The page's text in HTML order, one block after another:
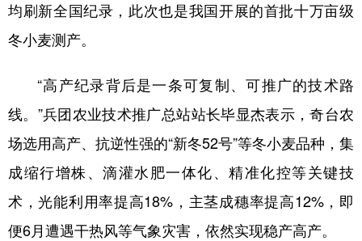
均刷新全国纪录，此次也是我国开展的首批十万亩级
冬小麦测产。
“高产纪录背后是一条可复制、可推广的技术路
线。”兵团农业技术推广总站站长毕显杰表示，奇台农
场选用高产、抗逆性强的“新冬52号”等冬小麦品种，集
成缩行增株、滴灌水肥一体化、精准化控等关键技
术，光能利用率提高18%，主茎成穗率提高12%，即
便6月遭遇干热风等气象灾害，依然实现稳产高产。